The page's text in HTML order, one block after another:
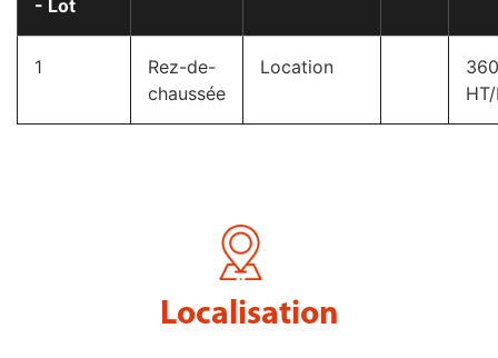
- Lot
1
Rez-de-
chaussée
Location
Localisation